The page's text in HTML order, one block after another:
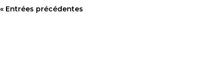
« Entrées précédentes